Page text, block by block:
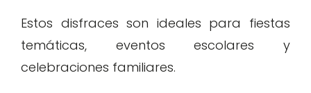
Estos disfraces son ideales para fiestas
temáticas, eventos escolares y
celebraciones familiares.